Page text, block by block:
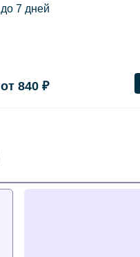
до 7 дней
от 840 ₽